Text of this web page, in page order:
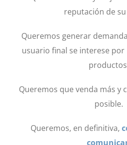
reputación de
Queremos generar
usuario final se interese
Queremos que venda más y
posible.
Queremos, en definitiva,